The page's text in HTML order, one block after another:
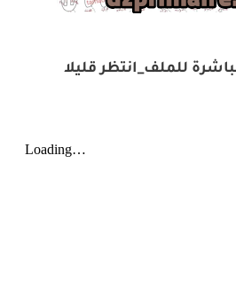
للملف_انتظر قليلا